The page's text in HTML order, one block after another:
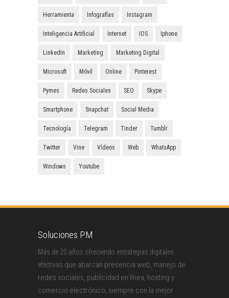
Herramienta Infografías Instagram
Inteligencia Artificial Internet IOS Iphone
LinkedIn Marketing Marketing Digital
Microsoft Móvil Online Pinterest
Pymes Redes Sociales SEO Skype
Smartphone Snapchat Social Media
Tecnología Telegram Tinder Tumblr
Twitter Vine Vídeos Web WhatsApp
Windows Youtube
Soluciones PM
Más de 20 años ofreciendo estrategias digitales
efectivas que abarcan presencia web, manejo de
redes sociales, publicidad en línea, hosting y
comercio electrónico, siempre con la mejor